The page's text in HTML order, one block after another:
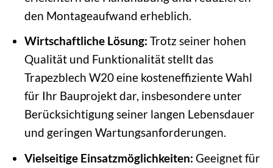
den Montageaufwand erheblich.
Wirtschaftliche Lösung: Trotz seiner hohen
Qualität und Funktionalität stellt das
Trapezblech W20 eine kosteneffiziente Wahl
für Ihr Bauprojekt dar, insbesondere unter
Berücksichtigung seiner langen Lebensdauer
und geringen Wartungsanforderungen.
Vielseitige Einsatzmöglichkeiten: Geeignet für